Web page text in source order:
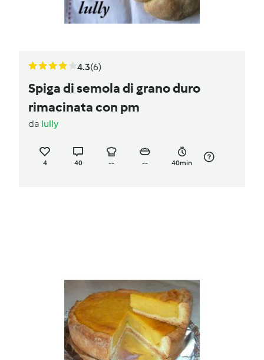
4.3(6)
Spiga di semola di grano duro
rimacinata con pm
da lully
4 40 -- -- 40min